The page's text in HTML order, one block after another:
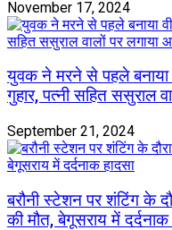
November 17, 2024
युवक ने मरने से पहले बनाया
गुहार, पत्नी सहित ससुराल
September 21, 2024
बरौनी स्टेशन पर शंटिंग के
की मौत, बेगूसराय में दर्दनाक